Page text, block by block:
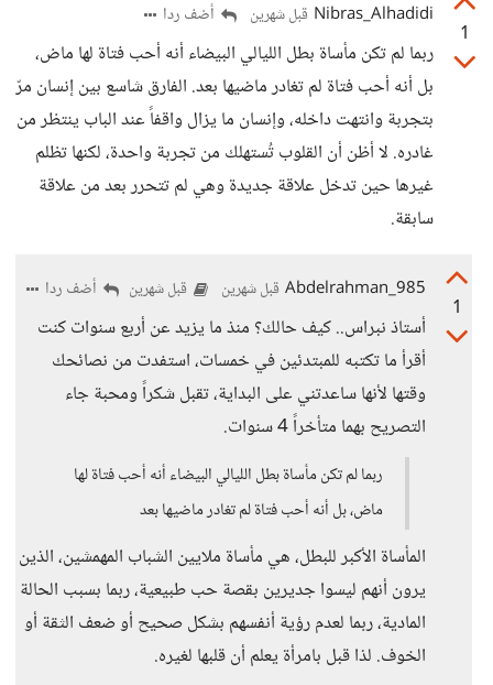
1
Nibras_Alhadidi قبل شهرين أضف ردا
ربما لم تكن مأساة بطل الليالي البيضاء أنه أحب فتاة لها ماض،
بل أنه أحب فتاة لم تغادر ماضيها بعد. الفارق شاسع بين إنسان مرّ
بتجربة وانتهت داخله، وإنسان ما يزال واقفاً عند الباب ينتظر من
غادره. لا أظن أن القلوب تُستهلك من تجربة واحدة، لكنها تظلم
غيرها حين تدخل علاقة جديدة وهي لم تتحرر بعد من علاقة
سابقة.
1
Abdelrahman_985 قبل شهرين قبل شهرين أضف ردا
أستاذ نبراس.. كيف حالك؟ منذ ما يزيد عن أربع سنوات كنت
أقرأ ما تكتبه للمبتدئين في خمسات، استفدت من نصائحك
وقتها لأنها ساعدتني على البداية، تقبل شكراً ومحبة جاء
التصريح بهما متأخراً 4 سنوات.
ربما لم تكن مأساة بطل الليالي البيضاء أنه أحب فتاة لها
ماض، بل أنه أحب فتاة لم تغادر ماضيها بعد
المأساة الأكبر للبطل، هي مأساة ملايين الشباب المهمشين، الذين
يرون أنهم ليسوا جديرين بقصة حب طبيعية، ربما بسبب الحالة
المادية، ربما لعدم رؤية أنفسهم بشكل صحيح أو ضعف الثقة أو
الخوف. لذا قبل بامرأة يعلم أن قلبها لغيره.